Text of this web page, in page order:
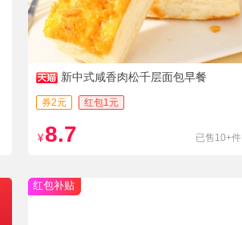
新中式咸香肉松千层面包早餐
券2元 红包1元
¥ 8.7 已售10+件
红包补贴